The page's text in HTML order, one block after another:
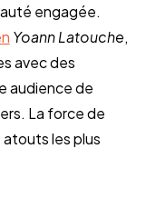
engagée.
Yoann Latouche,
avec des
audience de
La force de
les plus